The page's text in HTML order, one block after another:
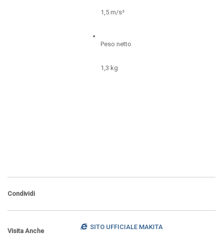
1,5 m/s²
Peso netto
1,3 kg
Condividi
Visita Anche
SITO UFFICIALE MAKITA